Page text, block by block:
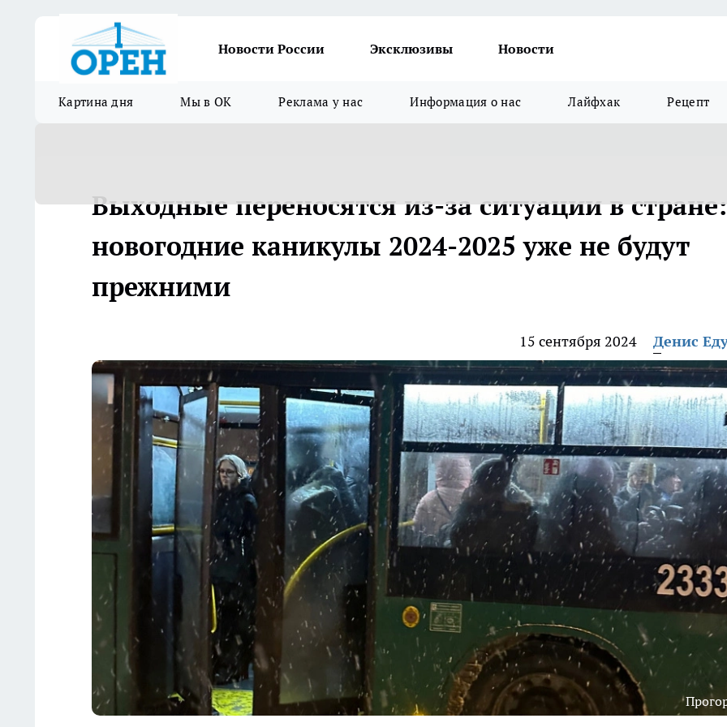
Новости России Эксклюзивы Новости
Картина дня Мы в ОК Реклама у нас Информация о нас Лайфхак Рецепт
Выходные переносятся из-за ситуации в стране:
новогодние каникулы 2024-2025 уже не будут
прежними
15 сентября 2024 Денис